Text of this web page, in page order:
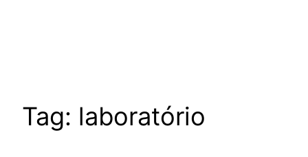
Tag: laboratório